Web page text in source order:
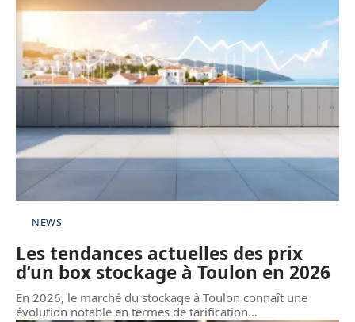
NEWS
Les tendances actuelles des prix
d’un box stockage à Toulon en 2026
En 2026, le marché du stockage à Toulon connaît une
évolution notable en termes de tarification…